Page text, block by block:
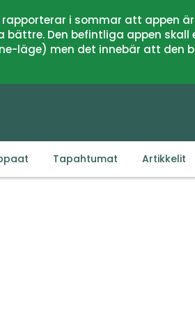
i sommar att appen
bättre. Den befintliga appen skall
läge) men det innebär att den
Tapahtumat Artikkelit